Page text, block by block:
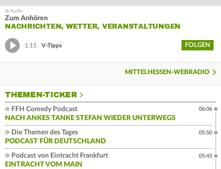
Zum Anhören
NACHRICHTEN, WETTER, VERANSTALTUNGEN
1:15 V-Tipps FOLGEN
MITTELHESSEN-WEBRADIO
THEMEN-TICKER
FFH Comedy Podcast
NACH ANKES TANKE STEFAN WIEDER UNTERWEGS
06:06
Die Themen des Tages
PODCAST FÜR DEUTSCHLAND
05:50
Podcast von Eintracht Frankfurt
EINTRACHT VOM MAIN
05:45